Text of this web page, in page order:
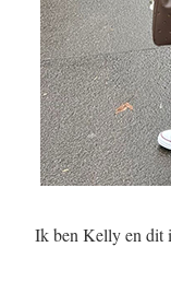
Ik ben Kelly en dit